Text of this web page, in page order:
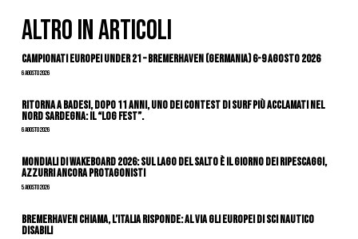
ALTRO IN ARTICOLI
Campionati Europei Under 21 – Bremerhaven (Germania) 6-9 agosto 2026
6 Agosto 2026
Ritorna a Badesi, dopo 11 anni, uno dei contest di surf più acclamati nel
nord Sardegna: il “Log Fest”.
6 Agosto 2026
Mondiali di Wakeboard 2026: sul Lago del Salto è il giorno dei ripescaggi,
azzurri ancora protagonisti
5 Agosto 2026
Bremerhaven chiama, l’Italia risponde: al via gli Europei di Sci Nautico
Disabili